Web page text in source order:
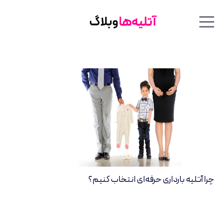
Mobile Menu Toggle
چرا آتلیه بارداری حرفه‌ای انتخاب کنیم؟